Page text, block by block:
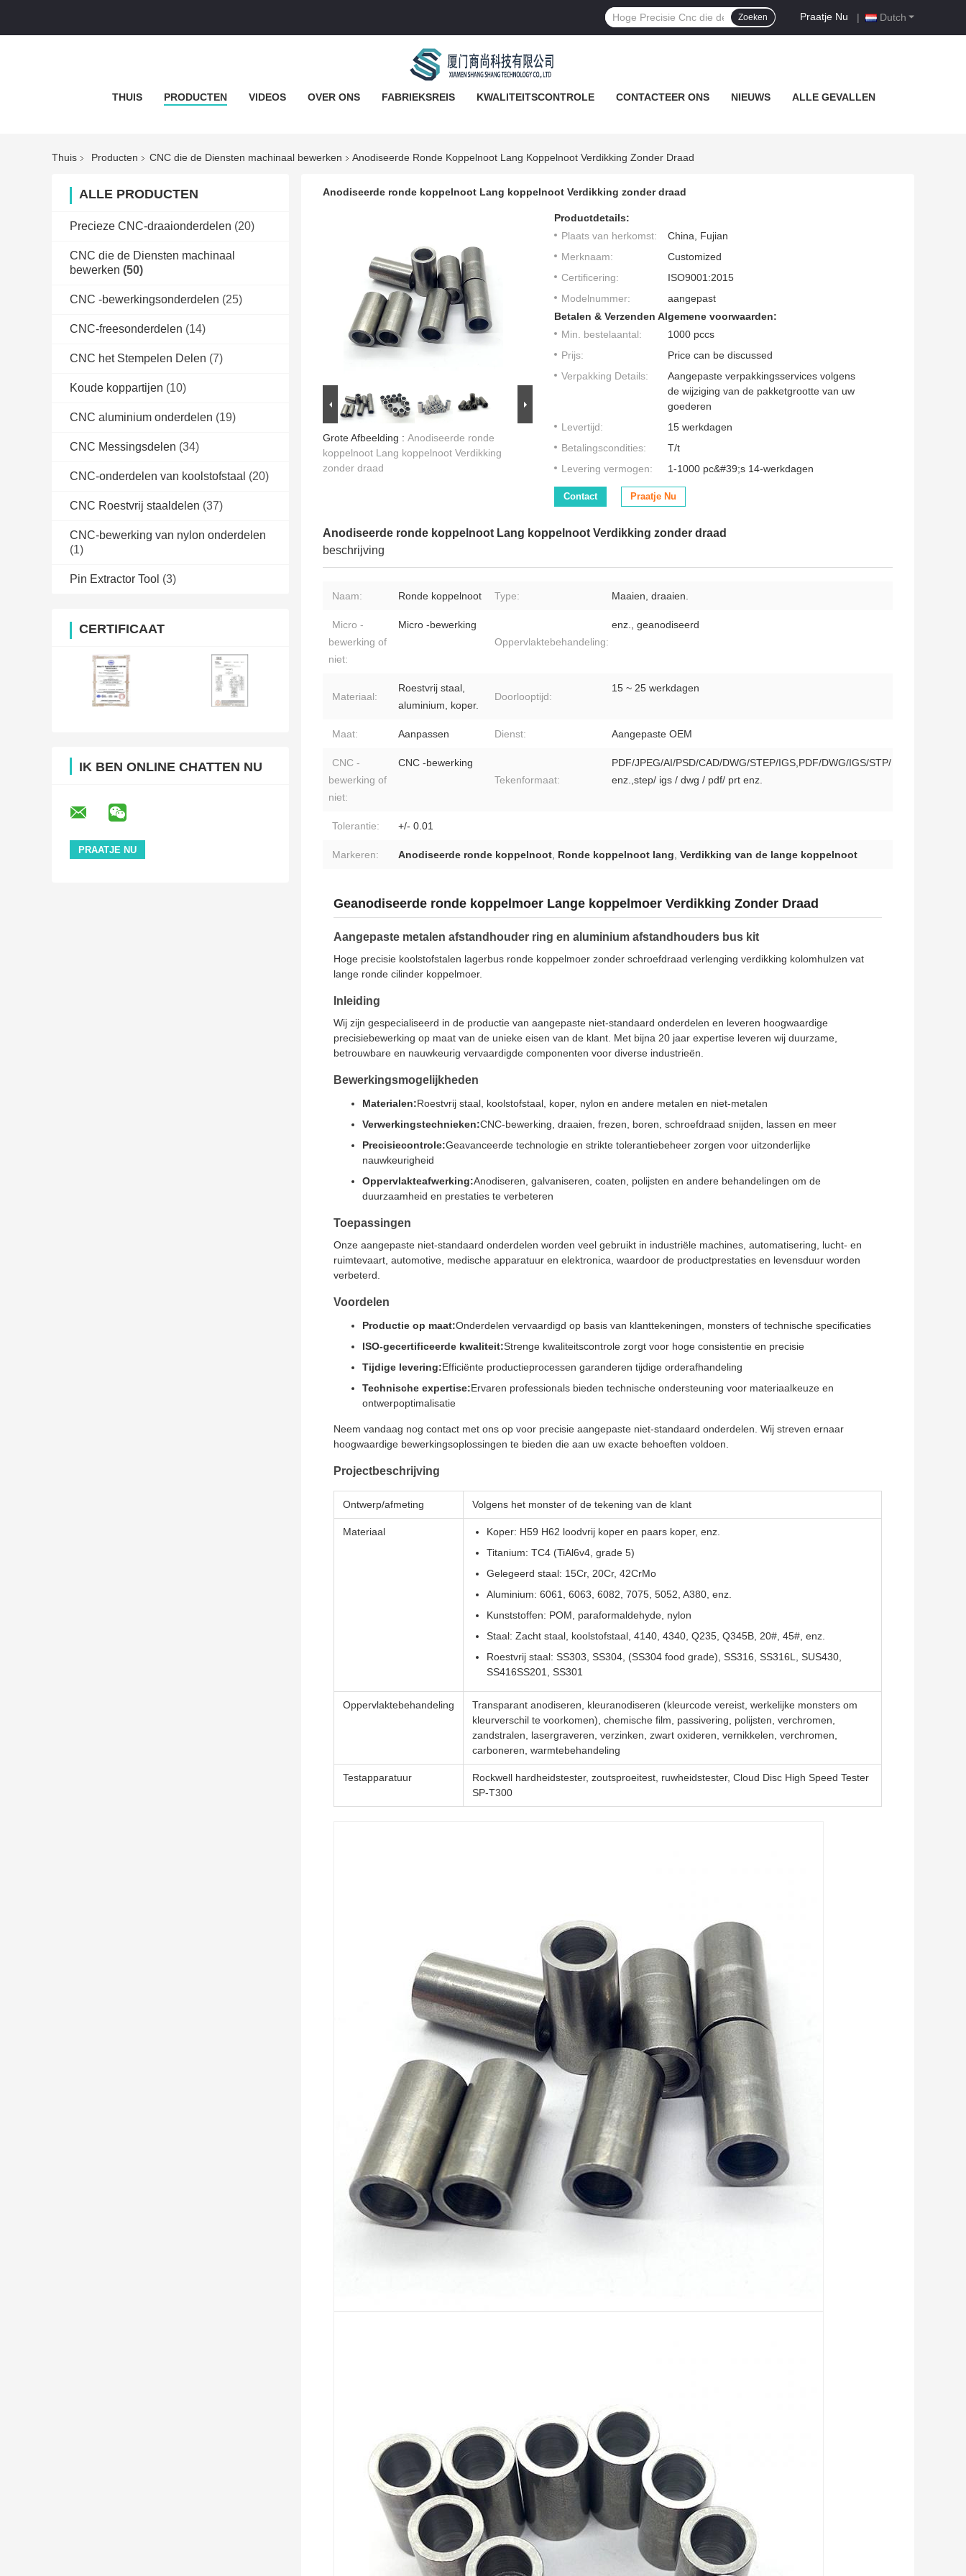
Dutch
Praatje Nu |
Zoeken
THUIS PRODUCTEN VIDEOS OVER ONS FABRIEKSREIS KWALITEITSCONTROLE CONTACTEER ONS NIEUWS ALLE GEVALLEN
Thuis Producten CNC die de Diensten machinaal bewerken Anodiseerde Ronde Koppelnoot Lang Koppelnoot Verdikking Zonder Draad
ALLE PRODUCTEN
Precieze CNC-draaionderdelen (20)
CNC die de Diensten machinaal
bewerken (50)
CNC -bewerkingsonderdelen (25)
CNC-freesonderdelen (14)
CNC het Stempelen Delen (7)
Koude koppartijen (10)
CNC aluminium onderdelen (19)
CNC Messingsdelen (34)
CNC-onderdelen van koolstofstaal (20)
CNC Roestvrij staaldelen (37)
CNC-bewerking van nylon onderdelen
(1)
Pin Extractor Tool (3)
CERTIFICAAT
IK BEN ONLINE CHATTEN NU
Anodiseerde ronde koppelnoot Lang koppelnoot Verdikking zonder draad
Grote Afbeelding : Anodiseerde ronde
koppelnoot Lang koppelnoot Verdikking
zonder draad
Productdetails:
Plaats van herkomst:
China, Fujian
Merknaam:
Customized
Certificering:
ISO9001:2015
Modelnummer:
aangepast
Betalen & Verzenden Algemene voorwaarden:
Min. bestelaantal:
1000 pccs
Prijs:
Price can be discussed
Verpakking Details:
Aangepaste verpakkingsservices volgens
de wijziging van de pakketgrootte van uw
goederen
Levertijd:
15 werkdagen
Betalingscondities:
T/t
Levering vermogen:
1-1000 pc&#39;s 14-werkdagen
Contact Praatje Nu
Anodiseerde ronde koppelnoot Lang koppelnoot Verdikking zonder draad
beschrijving
Naam: Ronde koppelnoot Type: Maaien, draaien.
Micro -
bewerking of
niet:
Micro -bewerking
Oppervlaktebehandeling:
enz., geanodiseerd
Materiaal:
Roestvrij staal,
aluminium, koper.
Doorlooptijd:
15 ~ 25 werkdagen
Maat: Aanpassen Dienst: Aangepaste OEM
CNC -
bewerking of
niet:
CNC -bewerking
Tekenformaat:
PDF/JPEG/AI/PSD/CAD/DWG/STEP/IGS,PDF/DWG/IGS/STP/
enz.,step/ igs / dwg / pdf/ prt enz.
Tolerantie: +/- 0.01
Markeren: Anodiseerde ronde koppelnoot, Ronde koppelnoot lang, Verdikking van de lange koppelnoot
Geanodiseerde ronde koppelmoer Lange koppelmoer Verdikking Zonder Draad
Aangepaste metalen afstandhouder ring en aluminium afstandhouders bus kit
Hoge precisie koolstofstalen lagerbus ronde koppelmoer zonder schroefdraad verlenging verdikking kolomhulzen vat
lange ronde cilinder koppelmoer.
Inleiding
Wij zijn gespecialiseerd in de productie van aangepaste niet-standaard onderdelen en leveren hoogwaardige
precisiebewerking op maat van de unieke eisen van de klant. Met bijna 20 jaar expertise leveren wij duurzame,
betrouwbare en nauwkeurig vervaardigde componenten voor diverse industrieën.
Bewerkingsmogelijkheden
Materialen:Roestvrij staal, koolstofstaal, koper, nylon en andere metalen en niet-metalen
Verwerkingstechnieken:CNC-bewerking, draaien, frezen, boren, schroefdraad snijden, lassen en meer
Precisiecontrole:Geavanceerde technologie en strikte tolerantiebeheer zorgen voor uitzonderlijke
nauwkeurigheid
Oppervlakteafwerking:Anodiseren, galvaniseren, coaten, polijsten en andere behandelingen om de
duurzaamheid en prestaties te verbeteren
Toepassingen
Onze aangepaste niet-standaard onderdelen worden veel gebruikt in industriële machines, automatisering, lucht- en
ruimtevaart, automotive, medische apparatuur en elektronica, waardoor de productprestaties en levensduur worden
verbeterd.
Voordelen
Productie op maat:Onderdelen vervaardigd op basis van klanttekeningen, monsters of technische specificaties
ISO-gecertificeerde kwaliteit:Strenge kwaliteitscontrole zorgt voor hoge consistentie en precisie
Tijdige levering:Efficiënte productieprocessen garanderen tijdige orderafhandeling
Technische expertise:Ervaren professionals bieden technische ondersteuning voor materiaalkeuze en
ontwerpoptimalisatie
Neem vandaag nog contact met ons op voor precisie aangepaste niet-standaard onderdelen. Wij streven ernaar
hoogwaardige bewerkingsoplossingen te bieden die aan uw exacte behoeften voldoen.
Projectbeschrijving
Ontwerp/afmeting Volgens het monster of de tekening van de klant
Materiaal
Koper: H59 H62 loodvrij koper en paars koper, enz.
Titanium: TC4 (TiAl6v4, grade 5)
Gelegeerd staal: 15Cr, 20Cr, 42CrMo
Aluminium: 6061, 6063, 6082, 7075, 5052, A380, enz.
Kunststoffen: POM, paraformaldehyde, nylon
Staal: Zacht staal, koolstofstaal, 4140, 4340, Q235, Q345B, 20#, 45#, enz.
Roestvrij staal: SS303, SS304, (SS304 food grade), SS316, SS316L, SUS430,
SS416SS201, SS301
Oppervlaktebehandeling
Transparant anodiseren, kleuranodiseren (kleurcode vereist, werkelijke monsters om
kleurverschil te voorkomen), chemische film, passivering, polijsten, verchromen,
zandstralen, lasergraveren, verzinken, zwart oxideren, vernikkelen, verchromen,
carboneren, warmtebehandeling
Testapparatuur
Rockwell hardheidstester, zoutsproeitest, ruwheidstester, Cloud Disc High Speed Tester
SP-T300